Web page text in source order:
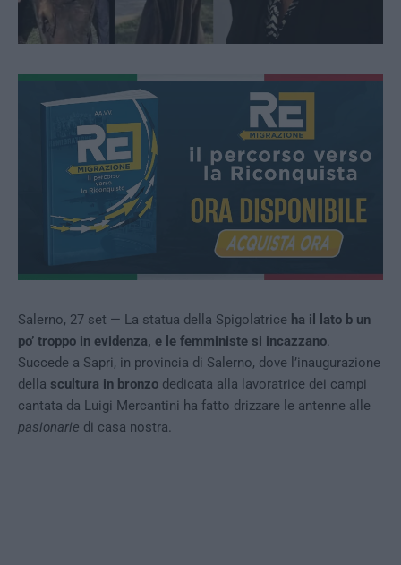
Salerno, 27 set — La statua della Spigolatrice ha il lato b un
po’ troppo in evidenza, e le femministe si incazzano.
Succede a Sapri, in provincia di Salerno, dove l’inaugurazione
della scultura in bronzo dedicata alla lavoratrice dei campi
cantata da Luigi Mercantini ha fatto drizzare le antenne alle
pasionarie di casa nostra.